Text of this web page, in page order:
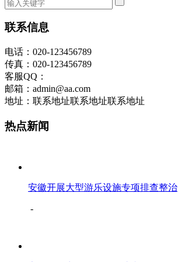
联系信息
电话：020-123456789
传真：020-123456789
客服QQ：
邮箱：admin@aa.com
地址：联系地址联系地址联系地址
热点新闻
安徽开展大型游乐设施专项排查整治
-